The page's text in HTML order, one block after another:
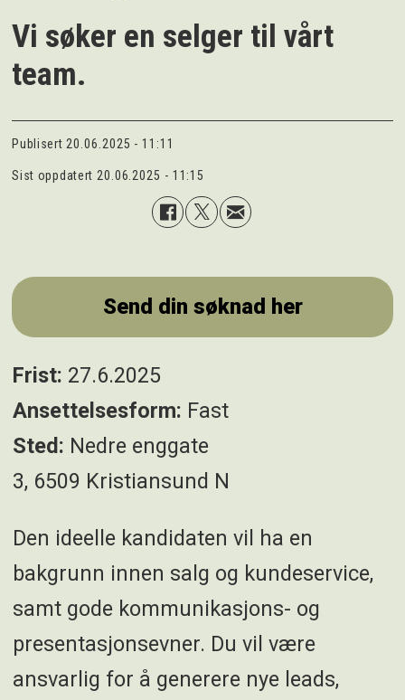
Vi søker en selger til vårt
team.
Publisert 20.06.2025 - 11:11
Sist oppdatert 20.06.2025 - 11:15
Send din søknad her
Frist: 27.6.2025
Ansettelsesform: Fast
Sted: Nedre enggate
3, 6509 Kristiansund N
Den ideelle kandidaten vil ha en
bakgrunn innen salg og kundeservice,
samt gode kommunikasjons- og
presentasjonsevner. Du vil være
ansvarlig for å generere nye leads,